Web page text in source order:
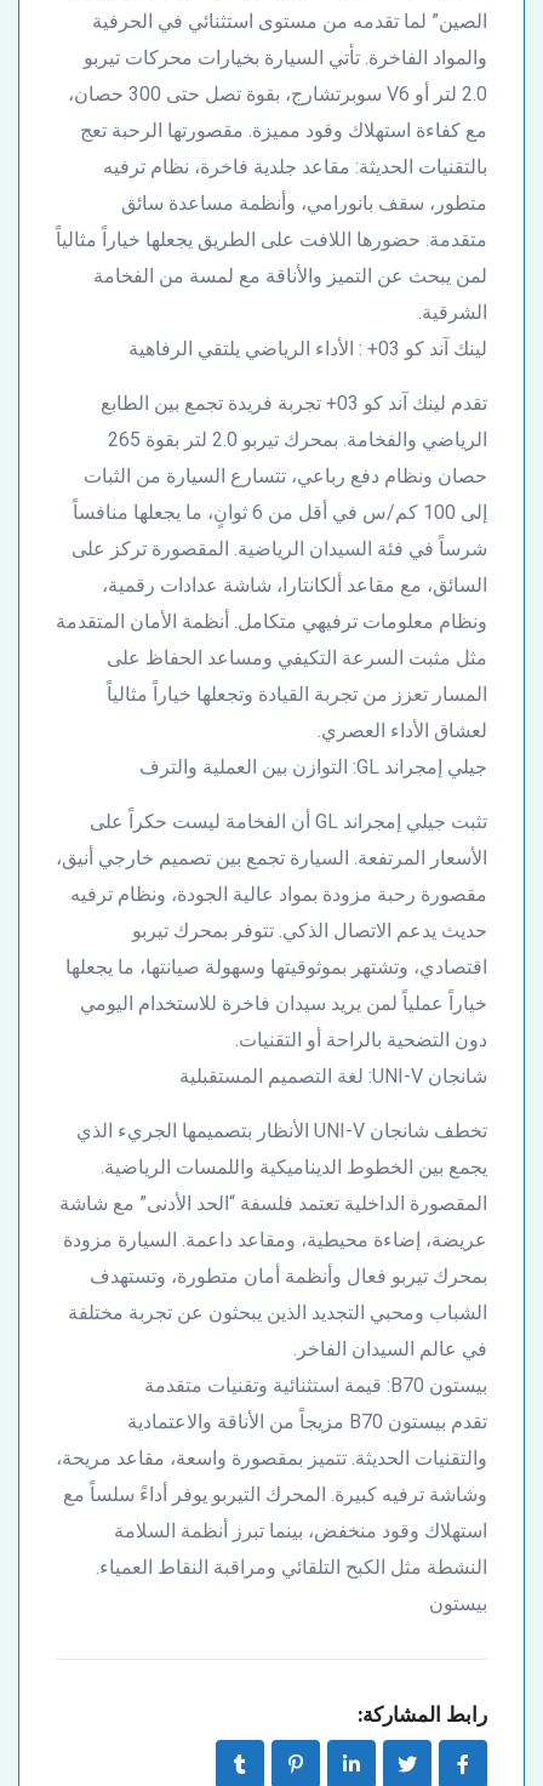
الصين” لما تقدمه من مستوى استثنائي في الحرفية
والمواد الفاخرة. تأتي السيارة بخيارات محركات تيربو
2.0 لتر أو V6 سوبرتشارج، بقوة تصل حتى 300 حصان،
مع كفاءة استهلاك وقود مميزة. مقصورتها الرحبة تعج
بالتقنيات الحديثة: مقاعد جلدية فاخرة، نظام ترفيه
متطور، سقف بانورامي، وأنظمة مساعدة سائق
متقدمة. حضورها اللافت على الطريق يجعلها خياراً مثالياً
لمن يبحث عن التميز والأناقة مع لمسة من الفخامة
الشرقية.
لينك آند كو 03+ : الأداء الرياضي يلتقي الرفاهية
تقدم لينك آند كو 03+ تجربة فريدة تجمع بين الطابع
الرياضي والفخامة. بمحرك تيربو 2.0 لتر بقوة 265
حصان ونظام دفع رباعي، تتسارع السيارة من الثبات
إلى 100 كم/س في أقل من 6 ثوانٍ، ما يجعلها منافساً
شرساً في فئة السيدان الرياضية. المقصورة تركز على
السائق، مع مقاعد ألكانتارا، شاشة عدادات رقمية،
ونظام معلومات ترفيهي متكامل. أنظمة الأمان المتقدمة
مثل مثبت السرعة التكيفي ومساعد الحفاظ على
المسار تعزز من تجربة القيادة وتجعلها خياراً مثالياً
لعشاق الأداء العصري.
جيلي إمجراند GL: التوازن بين العملية والترف
تثبت جيلي إمجراند GL أن الفخامة ليست حكراً على
الأسعار المرتفعة. السيارة تجمع بين تصميم خارجي أنيق،
مقصورة رحبة مزودة بمواد عالية الجودة، ونظام ترفيه
حديث يدعم الاتصال الذكي. تتوفر بمحرك تيربو
اقتصادي، وتشتهر بموثوقيتها وسهولة صيانتها، ما يجعلها
خياراً عملياً لمن يريد سيدان فاخرة للاستخدام اليومي
دون التضحية بالراحة أو التقنيات.
شانجان UNI-V: لغة التصميم المستقبلية
تخطف شانجان UNI-V الأنظار بتصميمها الجريء الذي
يجمع بين الخطوط الديناميكية واللمسات الرياضية.
المقصورة الداخلية تعتمد فلسفة “الحد الأدنى” مع شاشة
عريضة، إضاءة محيطية، ومقاعد داعمة. السيارة مزودة
بمحرك تيربو فعال وأنظمة أمان متطورة، وتستهدف
الشباب ومحبي التجديد الذين يبحثون عن تجربة مختلفة
في عالم السيدان الفاخر.
بيستون B70: قيمة استثنائية وتقنيات متقدمة
تقدم بيستون B70 مزيجاً من الأناقة والاعتمادية
والتقنيات الحديثة. تتميز بمقصورة واسعة، مقاعد مريحة،
وشاشة ترفيه كبيرة. المحرك التيربو يوفر أداءً سلساً مع
استهلاك وقود منخفض، بينما تبرز أنظمة السلامة
النشطة مثل الكبح التلقائي ومراقبة النقاط العمياء.
بيستون
رابط المشاركة: